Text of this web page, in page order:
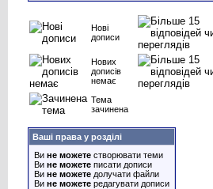
Нові
дописи
Нових
дописів
немає
Тема
зачинена
Ваші права у розділі
Ви не можете створювати теми
Ви не можете писати дописи
Ви не можете долучати файли
Ви не можете редагувати дописи